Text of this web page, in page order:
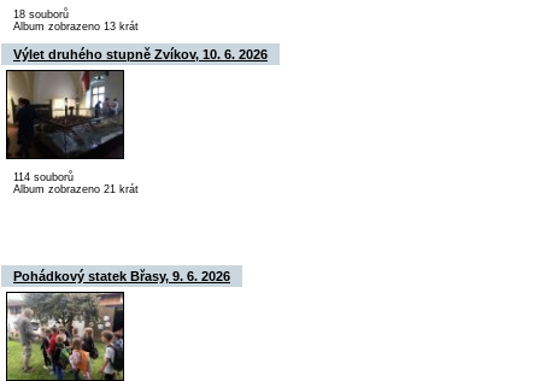
18 souborů
Album zobrazeno 13 krát
Výlet druhého stupně Zvíkov, 10. 6. 2026
114 souborů
Album zobrazeno 21 krát
Pohádkový statek Břasy, 9. 6. 2026